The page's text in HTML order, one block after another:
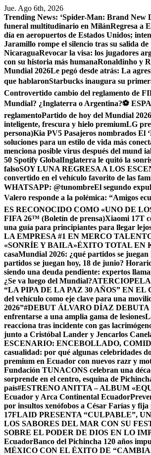
Saltar
al
contenido
Jue. Ago 6th, 2026
Trending News: ‘Spider-Man: Brand New
funeral multitudinario en MilánRegresa a
día en aeropuertos de Estados Unidos;
Jaramillo rompe el silencio tras su salida
NicaraguaRevocar la visa: los jugadores
con su historia más humanaRonaldinho y
Mundial 2026Le pegó desde atrás: La
que hablaronStarbucks inaugura su
Controvertido cambio del reglamento de
Mundial? ¿Inglaterra o Argentina?⚽
reglamentoPartido de hoy del Mundial
inteligente, frescura y hielo premiumLG
persona)Kia PV5 Pasajeros nombrados El
soluciones para un estilo de vida más
menciona posible virus después del mund
50 Spotify GlobalInglaterra le quitó la
falsoSOY LUNA REGRESA A LOS
convertido en el vehículo favorito de las
WHATSAPP: @tunombreEl segundo
Valero responde a la polémica: “Amigos
ES RECONOCIDO COMO «UNO DE
FIFA 26™ (Boletín de prensa)Xiaomi 17T
una guía para principiantes para llegar
LA EMPRESA #1 EN MERCO
«SONRÍE Y BAILA»ÉXITO TOTAL EN
casaMundial 2026: ¿qué partidos se
partidos se juegan hoy, 18 de junio?
siendo una deuda pendiente: expertos
¿Se va luego del Mundial?
“LA PIPA DE LA PAZ 30 AÑOS” EN
del vehículo como eje clave para una
2026”#DEBUT ÁLVARO DÍAZ
enfrentarse a una amplia gama de lesiones
reacciona tras incidente con gas
junto a Cristóbal Lander y Jencarlos
ESCENARIO: ENCEBOLLADO,
casualidad: por qué algunas celebridades
premium en Ecuador con nuevos razr y
Fundación TUNACONS celebran una
sorprende en el centro, esquina de
país#ESTRENO ANITTA – ALBUM
Ecuador y Arca Continental Ecuador
por insultos xenófobos a César Farías y
17FLAID PRESENTA “CULPABLE”,
LOS SABORES DEL MAR CON SU
SOBRE EL PODER DE DIOS EN LO
EcuadorBanco del Pichincha 120 años
MÉXICO CON EL ÉXITO DE